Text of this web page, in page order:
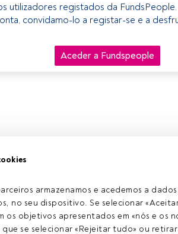
armazenamos e acedemos a
no seu dispositivo. Se selecionar
os objetivos apresentados em «nós e os
se selecionar «Rejeitar tudo» ou
utilizadores registados da
convidamo-lo a registar-se e a
Aceder a Fundspeople